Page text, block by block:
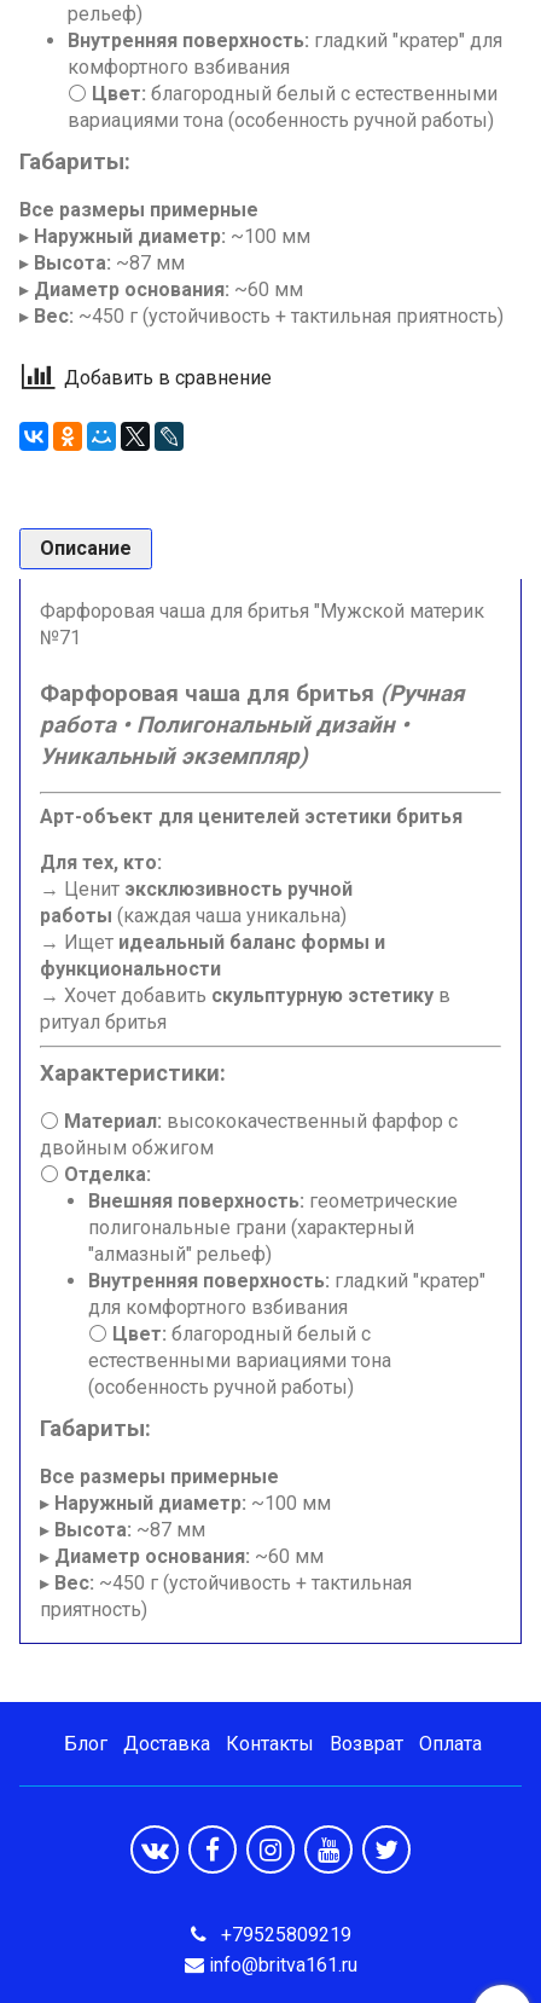
рельеф)
Внутренняя поверхность: гладкий "кратер" для
комфортного взбивания
⚪ Цвет: благородный белый с естественными
вариациями тона (особенность ручной работы)
Габариты:
Все размеры примерные
▸ Наружный диаметр: ~100 мм
▸ Высота: ~87 мм
▸ Диаметр основания: ~60 мм
▸ Вес: ~450 г (устойчивость + тактильная приятность)
Добавить в сравнение
Описание
Фарфоровая чаша для бритья "Мужской материк
№71
Фарфоровая чаша для бритья (Ручная
работа • Полигональный дизайн •
Уникальный экземпляр)
Арт-объект для ценителей эстетики бритья
Для тех, кто:
→ Ценит эксклюзивность ручной
работы (каждая чаша уникальна)
→ Ищет идеальный баланс формы и
функциональности
→ Хочет добавить скульптурную эстетику в
ритуал бритья
Характеристики:
⚪ Материал: высококачественный фарфор с
двойным обжигом
⚪ Отделка:
Внешняя поверхность: геометрические
полигональные грани (характерный
"алмазный" рельеф)
Внутренняя поверхность: гладкий "кратер"
для комфортного взбивания
⚪ Цвет: благородный белый с
естественными вариациями тона
(особенность ручной работы)
Габариты:
Все размеры примерные
▸ Наружный диаметр: ~100 мм
▸ Высота: ~87 мм
▸ Диаметр основания: ~60 мм
▸ Вес: ~450 г (устойчивость + тактильная
приятность)
Блог Доставка Контакты Возврат Оплата
+79525809219
info@britva161.ru